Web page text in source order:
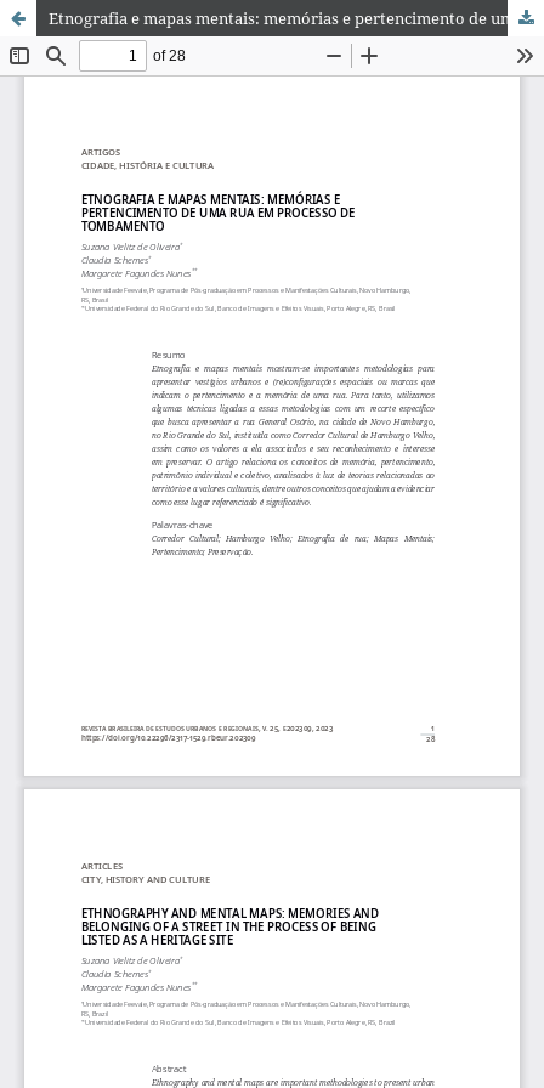
Etnografia e mapas mentais: memórias e pertencimento de uma rua em processo de tombamento